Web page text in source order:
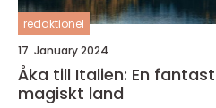
redaktionel
17. January 2024
Åka till Italien: En
magiskt land